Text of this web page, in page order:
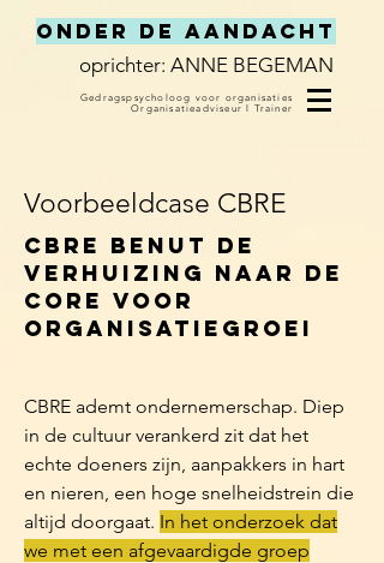
Onder de Aandacht
Gedragspsycholoog voor organisaties
Organisatieadviseur
Trainer
oprichter: ANNE BEGEMAN
Voorbeeldcase CBRE
CBRE benut de
verhuizing naar de
Core voor
organisatiegroei
CBRE ademt ondernemerschap. Diep
in de cultuur verankerd zit dat het
echte doeners zijn, aanpakkers in hart
en nieren, een hoge snelheidstrein die
altijd doorgaat. In het onderzoek dat
we met een afgevaardigde groep